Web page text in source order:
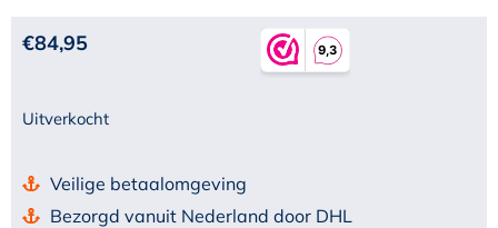
€84,95
Uitverkocht
Veilige betaalomgeving
Bezorgd vanuit Nederland door DHL